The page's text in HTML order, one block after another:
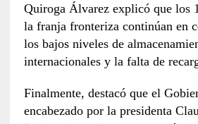
Quiroga Álvarez explicó que los
la franja fronteriza continúan en
los bajos niveles de
internacionales y la falta de
Finalmente, destacó que el
encabezado por la presidenta